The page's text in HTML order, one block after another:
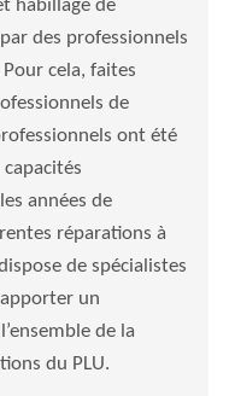
habillage de
des professionnels
cela, faites
de
ont été
années de
réparations à
de spécialistes
un
de la
du PLU.